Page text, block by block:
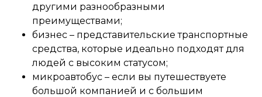
другими разнообразными
преимуществами;
бизнес – представительские транспортные
средства, которые идеально подходят для
людей с высоким статусом;
микроавтобус – если вы путешествуете
большой компанией и с большим